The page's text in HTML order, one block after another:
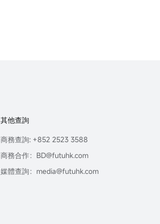
其他查詢
商務查詢: +852 2523 3588
商務合作：BD@futuhk.com
媒體查詢：media@futuhk.com